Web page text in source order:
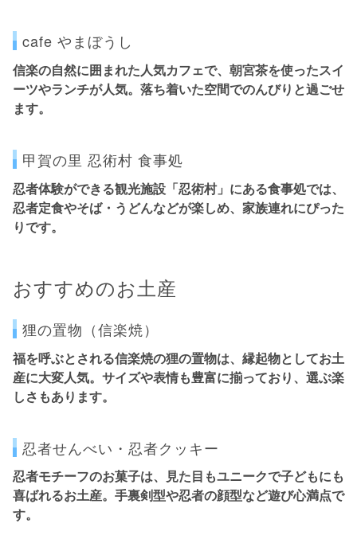
cafe やまぼうし
信楽の自然に囲まれた人気カフェで、 朝宮茶を使ったスイ
ーツやランチが人気。落ち着いた空間でのんびりと過ごせ
ます。
甲賀の里 忍術村 食事処
忍者体験ができる観光施設「忍術村」にある食事処では、
忍者定食やそば・うどんなどが楽しめ、家族連れにぴった
りです。
おすすめのお土産
狸の置物（信楽焼）
福を呼ぶとされる信楽焼の狸の置物は、縁起物としてお土
産に大変人気。サイズや表情も豊富に揃っており、選ぶ楽
しさもあります。
忍者せんべい・忍者クッキー
忍者モチーフのお菓子は、見た目もユニークで子どもにも
喜ばれるお土産。 手裏剣型や忍者の顔型など遊び心満点で
す。